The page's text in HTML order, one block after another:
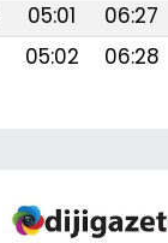
05:01 06:27
05:02 06:28